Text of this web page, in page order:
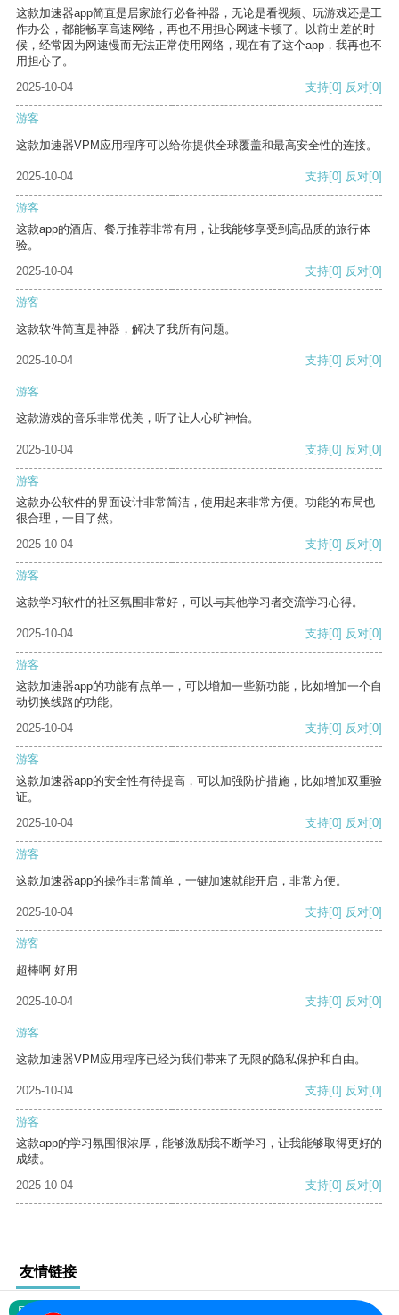
这款加速器app简直是居家旅行必备神器，无论是看视频、玩游戏还是工
作办公，都能畅享高速网络，再也不用担心网速卡顿了。以前出差的时
候，经常因为网速慢而无法正常使用网络，现在有了这个app，我再也不
用担心了。
2025-10-04
支持[0] 反对[0]
游客
这款加速器VPM应用程序可以给你提供全球覆盖和最高安全性的连接。
2025-10-04 支持[0] 反对[0]
游客
这款app的酒店、餐厅推荐非常有用，让我能够享受到高品质的旅行体
验。
2025-10-04
支持[0] 反对[0]
游客
这款软件简直是神器，解决了我所有问题。
2025-10-04 支持[0] 反对[0]
游客
这款游戏的音乐非常优美，听了让人心旷神怡。
2025-10-04 支持[0] 反对[0]
游客
这款办公软件的界面设计非常简洁，使用起来非常方便。功能的布局也
很合理，一目了然。
2025-10-04
支持[0] 反对[0]
游客
这款学习软件的社区氛围非常好，可以与其他学习者交流学习心得。
2025-10-04 支持[0] 反对[0]
游客
这款加速器app的功能有点单一，可以增加一些新功能，比如增加一个自
动切换线路的功能。
2025-10-04
支持[0] 反对[0]
游客
这款加速器app的安全性有待提高，可以加强防护措施，比如增加双重验
证。
2025-10-04
支持[0] 反对[0]
游客
这款加速器app的操作非常简单，一键加速就能开启，非常方便。
2025-10-04 支持[0] 反对[0]
游客
超棒啊 好用
2025-10-04 支持[0] 反对[0]
游客
这款加速器VPM应用程序已经为我们带来了无限的隐私保护和自由。
2025-10-04 支持[0] 反对[0]
游客
这款app的学习氛围很浓厚，能够激励我不断学习，让我能够取得更好的
成绩。
2025-10-04
支持[0] 反对[0]
友情链接
网站地图